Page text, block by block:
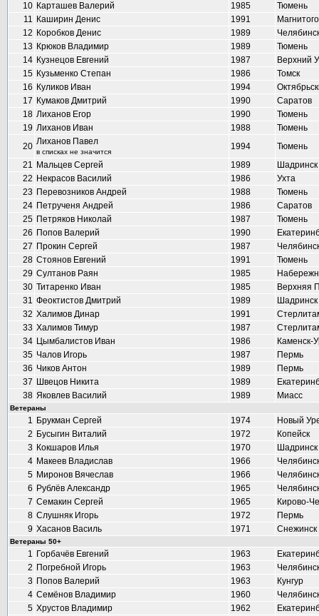
10 Карташев Валерий 1985
Тюмень
11 Каширин Денис 1991
12 Коробков Денис 1989
13 Крюков Владимир 1989
Тюмень
14 Кузнецов Евгений 1987
Верхний
15 Кузьменко Степан 1986
Томск
16 Куликов Иван 1994
17 Кумаков Дмитрий 1990
Саратов
18 Лиханов Егор 1990
Тюмень
19 Лиханов Иван 1988
Тюмень
20 Лиханов Павел
в списках не значится
1994
Тюмень
21 Мальцев Сергей 1989
Шадринск
22 Некрасов Василий 1986
Ухта
23 Перевозников Андрей 1988
Тюмень
24 Петрученя Андрей 1986
Саратов
25 Петряков Николай 1987
Тюмень
26 Попов Валерий 1990
27 Прокин Сергей 1987
28 Стоянов Евгений 1991
Тюмень
29 Султанов Раян 1985
30 Титаренко Иван 1985
Верхняя
31 Феоктистов Дмитрий 1989
Шадринск
32 Халимов Динар 1991
33 Халимов Тимур 1987
34 Цымбалистов Иван 1986
Каменск-
35 Чалов Игорь 1987
Пермь
36 Чиков Антон 1989
Пермь
37 Швецов Никита 1989
38 Яковлев Василий 1989 Миасс
Ветераны
1 Брукман Сергей 1974
Новый
2 Бусыгин Виталий 1972
Копейск
3 Кокшаров Илья 1970
Шадринск
4 Макеев Владислав 1966
5 Миронов Вячеслав 1966
6 Рублёв Александр 1965
7 Семакин Сергей 1965
Кирово-
8 Слушняк Игорь 1972
Пермь
9 Хасанов Василь 1971 Снежинск
Ветераны 50+
1 Горбачёв Евгений 1963
2 Погребной Игорь 1963
3 Попов Валерий 1963
Кунгур
4 Семёнов Владимир 1960
5 Хрустов Владимир 1962